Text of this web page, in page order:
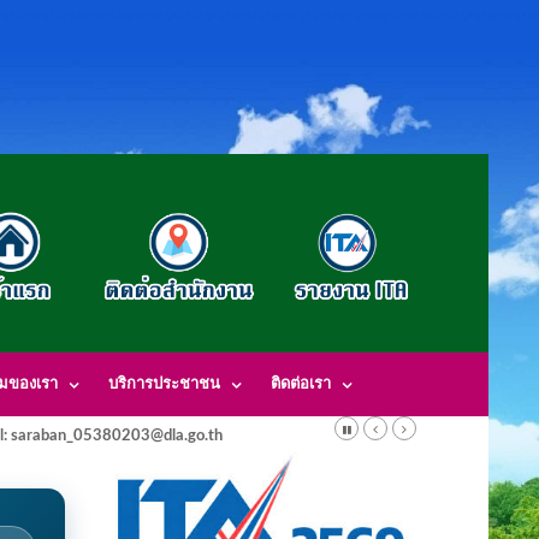
ของเรา บริการประชาชน ติดต่อเรา